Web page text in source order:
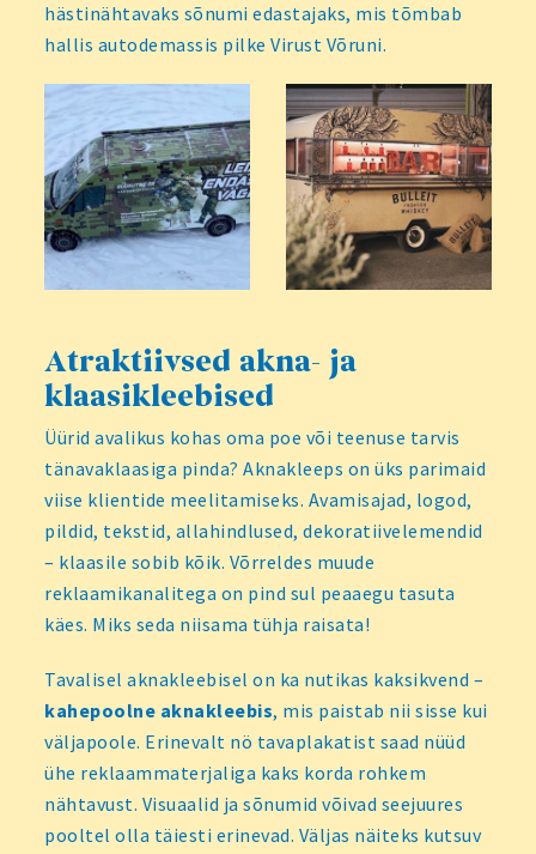
hästinähtavaks sõnumi edastajaks, mis tõmbab
hallis autodemassis pilke Virust Võruni.
Atraktiivsed akna- ja
klaasikleebised
Üürid avalikus kohas oma poe või teenuse tarvis
tänavaklaasiga pinda? Aknakleeps on üks parimaid
viise klientide meelitamiseks. Avamisajad, logod,
pildid, tekstid, allahindlused, dekoratiivelemendid
– klaasile sobib kõik. Võrreldes muude
reklaamikanalitega on pind sul peaaegu tasuta
käes. Miks seda niisama tühja raisata!
Tavalisel aknakleebisel on ka nutikas kaksikvend –
kahepoolne aknakleebis, mis paistab nii sisse kui
väljapoole. Erinevalt nö tavaplakatist saad nüüd
ühe reklaammaterjaliga kaks korda rohkem
nähtavust. Visuaalid ja sõnumid võivad seejuures
pooltel olla täiesti erinevad. Väljas näiteks kutsuv